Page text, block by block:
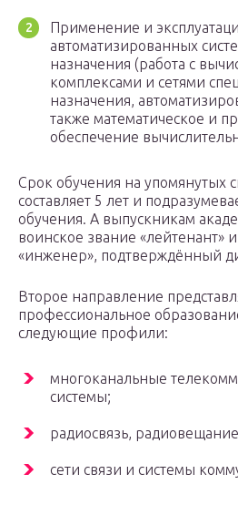
Применение и
автоматизированных
назначения (работа с
комплексами и сетями
назначения,
также математическое и
обеспечение
Срок обучения на упомянутых
составляет 5 лет и
обучения. А выпускникам
воинское звание «лейтенант»
«инженер», подтверждённый
Второе направление
профессиональное
следующие профили:
многоканальные
системы;
радиосвязь,
сети связи и системы